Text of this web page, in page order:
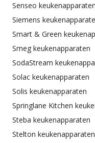
Senseo keukenapparaten
Siemens
Smart & Green
Smeg keukenapparaten
SodaStream
Solac keukenapparaten
Solis keukenapparaten
Springlane Kitchen
Steba keukenapparaten
Stelton keukenapparaten